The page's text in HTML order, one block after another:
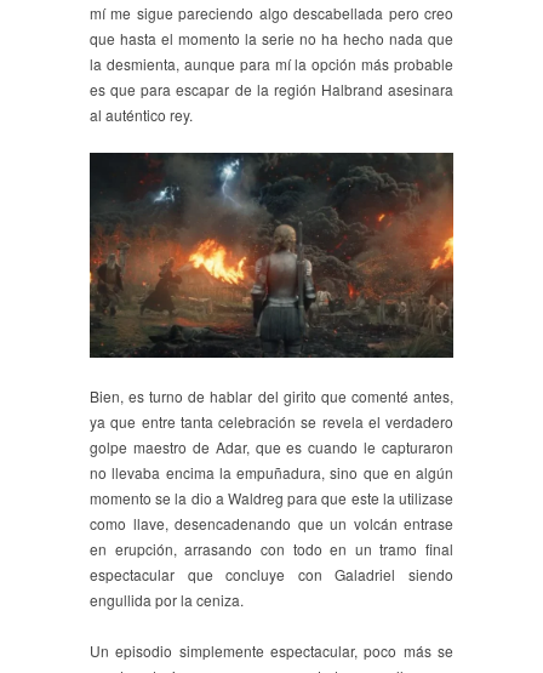
mí me sigue pareciendo algo descabellada pero creo
que hasta el momento la serie no ha hecho nada que
la desmienta, aunque para mí la opción más probable
es que para escapar de la región Halbrand asesinara
al auténtico rey.
Bien, es turno de hablar del girito que comenté antes,
ya que entre tanta celebración se revela el verdadero
golpe maestro de Adar, que es cuando le capturaron
no llevaba encima la empuñadura, sino que en algún
momento se la dio a Waldreg para que este la utilizase
como llave, desencadenando que un volcán entrase
en erupción, arrasando con todo en un tramo final
espectacular que concluye con Galadriel siendo
engullida por la ceniza.
Un episodio simplemente espectacular, poco más se